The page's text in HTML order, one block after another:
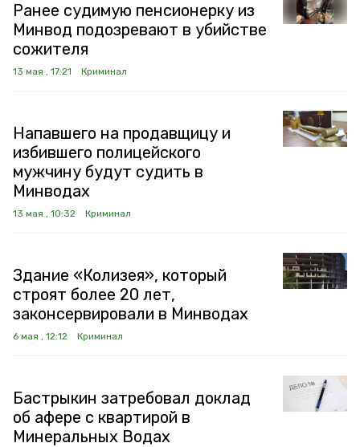
Ранее судимую пенсионерку из
Минвод подозревают в убийстве
сожителя
13 мая , 17:21 Криминал
Напавшего на продавщицу и
избившего полицейского
мужчину будут судить в
Минводах
13 мая , 10:32 Криминал
Здание «Колизея», который
строят более 20 лет,
законсервировали в Минводах
6 мая , 12:12 Криминал
Бастрыкин затребовал доклад
об афере с квартирой в
Минеральных Водах